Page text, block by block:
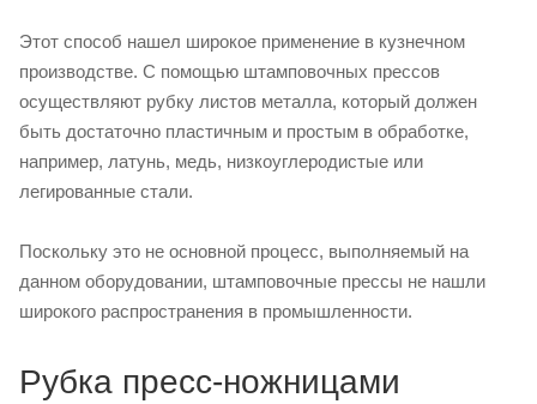
Этот способ нашел широкое применение в кузнечном
производстве. С помощью штамповочных прессов
осуществляют рубку листов металла, который должен
быть достаточно пластичным и простым в обработке,
например, латунь, медь, низкоуглеродистые или
легированные стали.
Поскольку это не основной процесс, выполняемый на
данном оборудовании, штамповочные прессы не нашли
широкого распространения в промышленности.
Рубка пресс-ножницами